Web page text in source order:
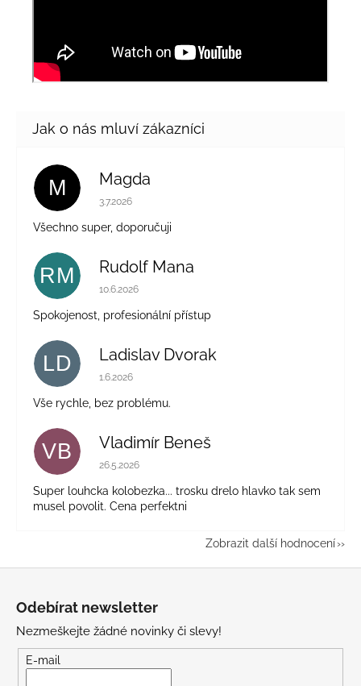
M Magda
Hodnocení obchodu je 5 z 5 hvězdiček.
3.7.2026
Všechno super, doporučuji
RM Rudolf Mana
Hodnocení obchodu je 5 z 5 hvězdiček.
10.6.2026
Spokojenost, profesionální přístup
LD Ladislav Dvorak
Hodnocení obchodu je 5 z 5 hvězdiček.
1.6.2026
Vše rychle, bez problému.
VB Vladimír Beneš
Hodnocení obchodu je 5 z 5 hvězdiček.
26.5.2026
Super louhcka kolobezka... trosku drelo hlavko tak sem
musel povolit. Cena perfektni
Zobrazit další hodnocení
Odebírat newsletter
Nezmeškejte žádné novinky či slevy!
E-mail